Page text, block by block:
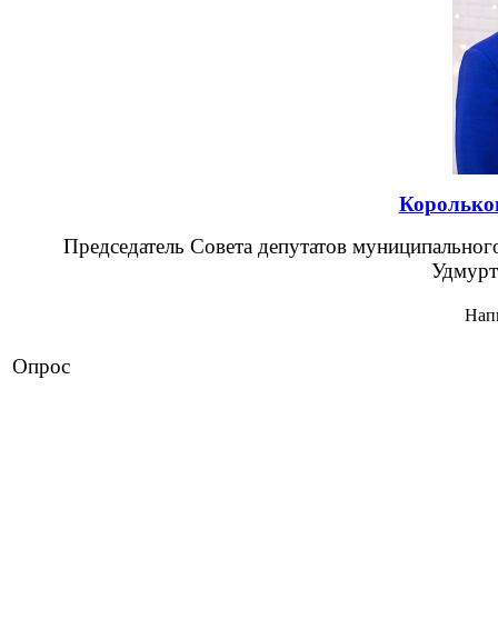
Председатель Совета депутатов
Опрос